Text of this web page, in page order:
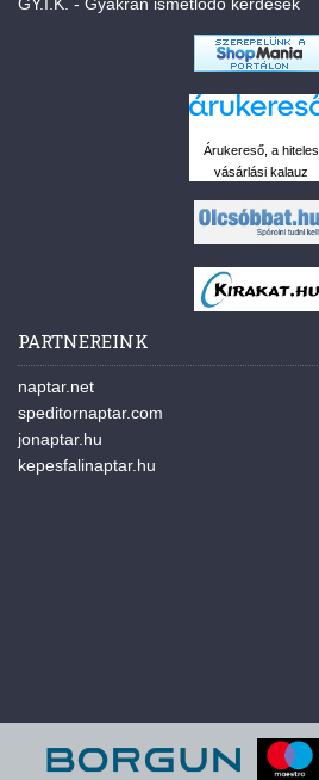
Árukereső, a hiteles
vásárlási kalauz
PARTNEREINK
naptar.net
speditornaptar.com
jonaptar.hu
kepesfalinaptar.hu